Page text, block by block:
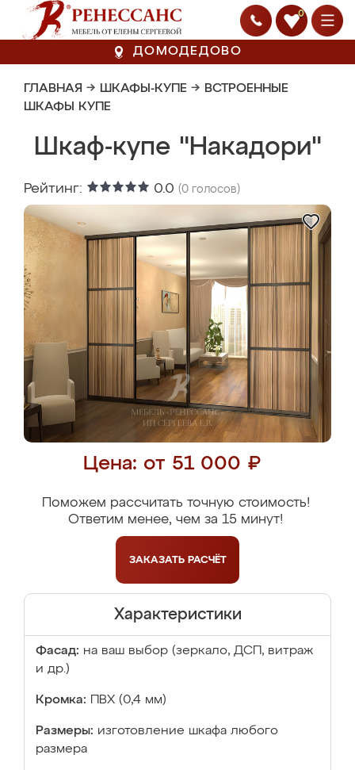
0
ДОМОДЕДОВО
ГЛАВНАЯ → ШКАФЫ-КУПЕ → ВСТРОЕННЫЕ
ШКАФЫ КУПЕ
Шкаф-купе "Накадори"
Рейтинг: 0.0 (0 голосов)
Цена: от 51 000 ₽
Поможем рассчитать точную стоимость!
Ответим менее, чем за 15 минут!
ЗАКАЗАТЬ РАСЧЁТ
Характеристики
Фасад: на ваш выбор (зеркало, ДСП, витраж
и др.)
Кромка: ПВХ (0,4 мм)
Размеры: изготовление шкафа любого
размера